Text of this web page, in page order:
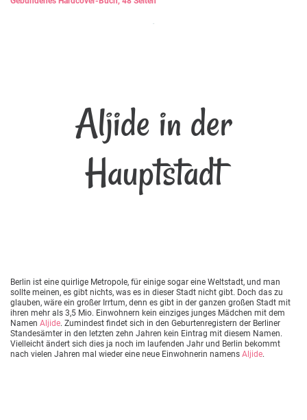
Aljide in der
Hauptstadt
Berlin ist eine quirlige Metropole, für einige sogar eine Weltstadt, und man
sollte meinen, es gibt nichts, was es in dieser Stadt nicht gibt. Doch das zu
glauben, wäre ein großer Irrtum, denn es gibt in der ganzen großen Stadt mit
ihren mehr als 3,5 Mio. Einwohnern kein einziges junges Mädchen mit dem
Namen Aljide. Zumindest findet sich in den Geburtenregistern der Berliner
Standesämter in den letzten zehn Jahren kein Eintrag mit diesem Namen.
Vielleicht ändert sich dies ja noch im laufenden Jahr und Berlin bekommt
nach vielen Jahren mal wieder eine neue Einwohnerin namens Aljide.